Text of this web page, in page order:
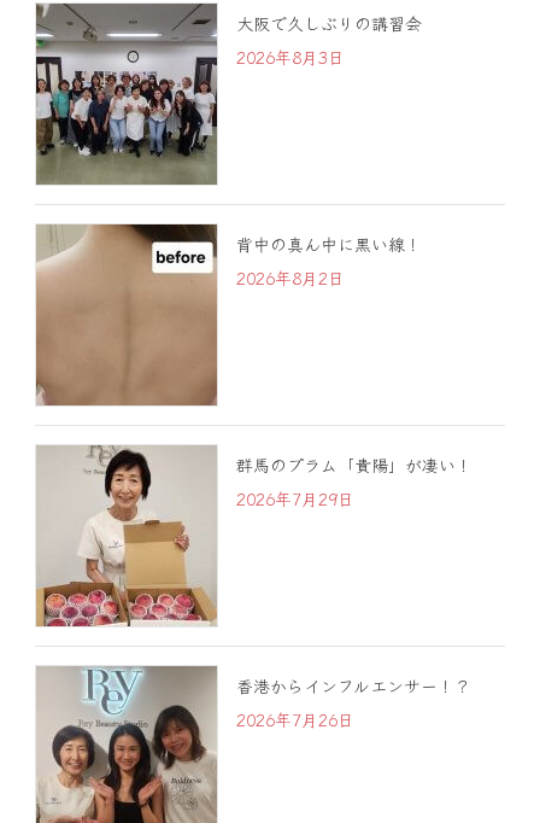
大阪で久しぶりの講習会
2026年8月3日
背中の真ん中に黒い線！
2026年8月2日
群馬のプラム「貴陽」が凄い！
2026年7月29日
香港からインフルエンサー！？
2026年7月26日